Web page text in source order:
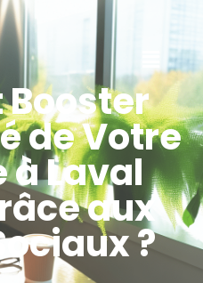
de Votre
à Laval
aux
?